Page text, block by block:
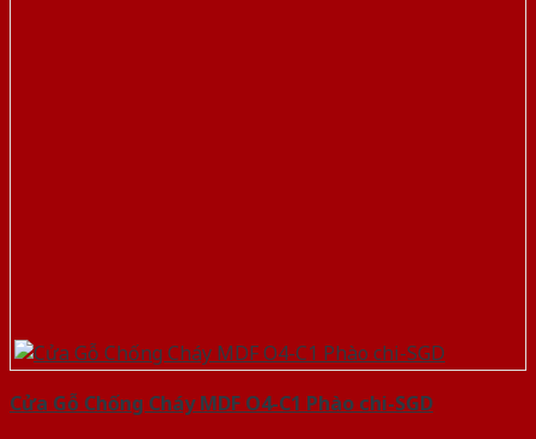
Cửa Gỗ Chống Cháy MDF O4-C1 Phào chi-SGD